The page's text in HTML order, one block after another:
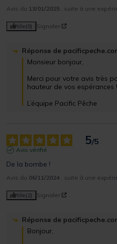
Avis du 13/01/2025 , suite à une
Utile(0) Signaler
Réponse de
Monsieur bonjour,
Merci pour votre avis très
hauteur de vos espérances !
L’équipe Pacific Pêche
5/5
Avis vérifié
De la bombe !
Avis du 06/11/2024 , suite à une
Utile(2) Signaler
Réponse de
Bonjour,